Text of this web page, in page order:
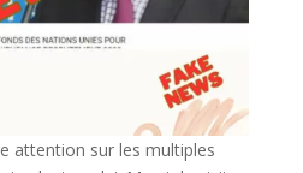
attention sur les multiples